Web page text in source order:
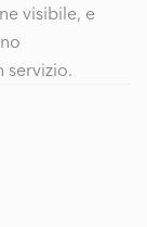
visibile, e
servizio.